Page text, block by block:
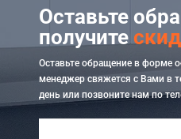
Оставьте
получите
Оставьте обращение в форме
менеджер свяжется с Вами в
день или позвоните нам по